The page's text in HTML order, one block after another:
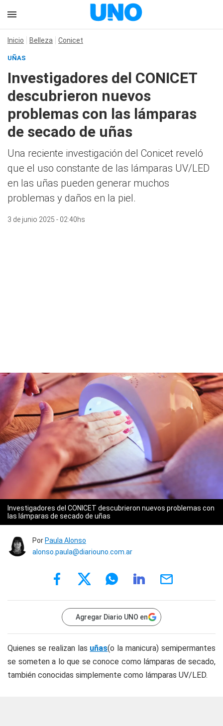
Inicio Belleza Conicet
UÑAS
Investigadores del CONICET
descubrieron nuevos
problemas con las lámparas
de secado de uñas
Una reciente investigación del Conicet reveló
que el uso constante de las lámparas UV/LED
en las uñas pueden generar muchos
problemas y daños en la piel.
3 de junio 2025 - 02:40hs
Investigadores del CONICET descubrieron nuevos problemas con
las lámparas de secado de uñas
Por Paula Alonso
alonso.paula@diariouno.com.ar
Agregar Diario UNO en
Quienes se realizan las uñas(o la manicura) semipermantes
se someten a lo que se conoce como lámparas de secado,
también conocidas simplemente como lámparas UV/LED.